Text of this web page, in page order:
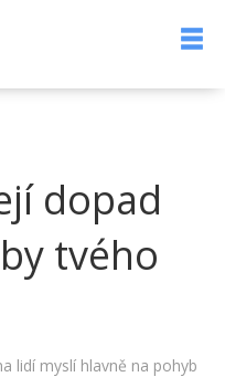
dopad
tvého
lidí myslí hlavně na pohyb